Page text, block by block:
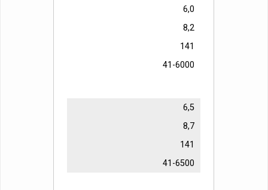
6,0
8,2
141
41-6000
6,5
8,7
141
41-6500